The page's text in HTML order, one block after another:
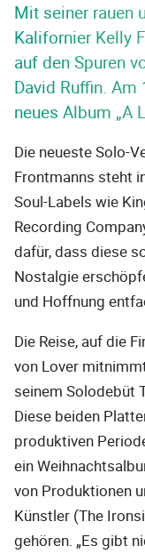
Mit seiner rauen
Kalifornier Kelly
auf den Spuren
David Ruffin.
neues Album „A
Die neueste Solo-
Frontmanns steht
Soul-Labels wie
Recording
dafür, dass diese
Nostalgie
und Hoffnung
Die Reise, auf die
von Lover
seinem Solodebüt
Diese beiden
produktiven
ein
von Produktionen
Künstler (The
gehören. „Es gibt